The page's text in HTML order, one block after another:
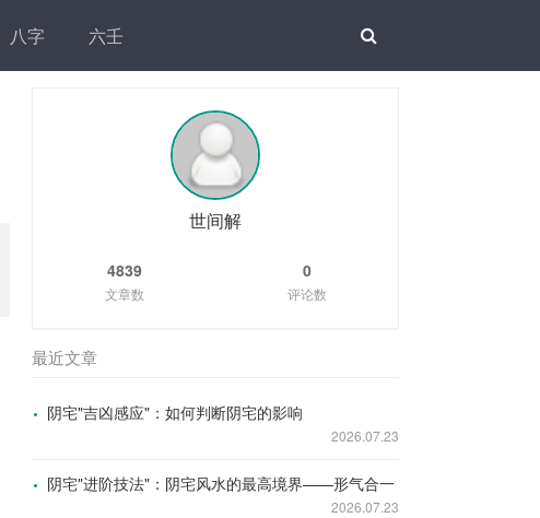
八字 六壬
世间解
4839
文章数
0
评论数
最近文章
阴宅"吉凶感应"：如何判断阴宅的影响
2026.07.23
阴宅"进阶技法"：阴宅风水的最高境界——形气合一
2026.07.23